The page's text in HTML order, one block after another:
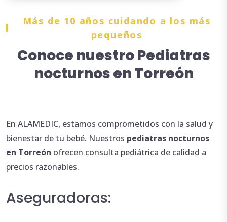
Más de 10 años cuidando a los más
pequeños
Conoce nuestro Pediatras
nocturnos en Torreón
En ALAMEDIC, estamos comprometidos con la salud y
bienestar de tu bebé. Nuestros pediatras nocturnos
en Torreón ofrecen consulta pediátrica de calidad a
precios razonables.
Aseguradoras: